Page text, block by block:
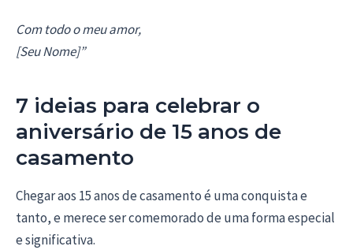
Com todo o meu amor,
[Seu Nome]”
7 ideias para celebrar o
aniversário de 15 anos de
casamento
Chegar aos 15 anos de casamento é uma conquista e
tanto, e merece ser comemorado de uma forma especial
e significativa.